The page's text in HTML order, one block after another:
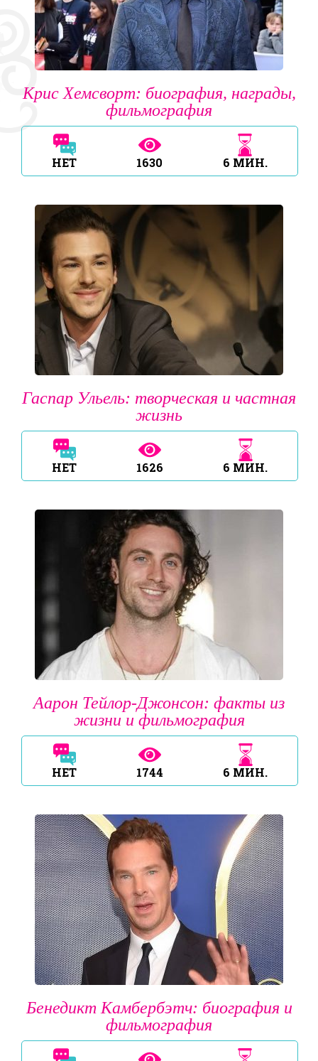
Крис Хемсворт: биография, награды,
фильмография
НЕТ 1630 6 МИН.
Гаспар Ульель: творческая и частная
жизнь
НЕТ 1626 6 МИН.
Аарон Тейлор-Джонсон: факты из
жизни и фильмография
НЕТ 1744 6 МИН.
Бенедикт Камбербэтч: биография и
фильмография